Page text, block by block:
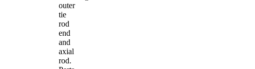
outer
tie
rod
end
and
axial
rod.